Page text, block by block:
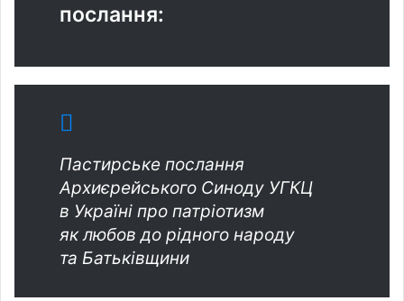
послання:
Пастирське послання
Архиєрейського Синоду УГКЦ
в Україні про патріотизм
як любов до рідного народу
та Батьківщини